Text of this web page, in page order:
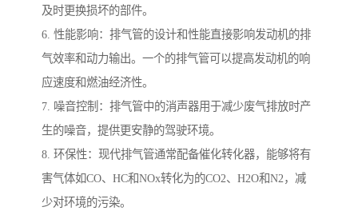
及时更换损坏的部件。
6. 性能影响：排气管的设计和性能直接影响发动机的排
气效率和动力输出。一个的排气管可以提高发动机的响
应速度和燃油经济性。
7. 噪音控制：排气管中的消声器用于减少废气排放时产
生的噪音，提供更安静的驾驶环境。
8. 环保性：现代排气管通常配备催化转化器，能够将有
害气体如CO、HC和NOx转化为的CO2、H2O和N2，减
少对环境的污染。